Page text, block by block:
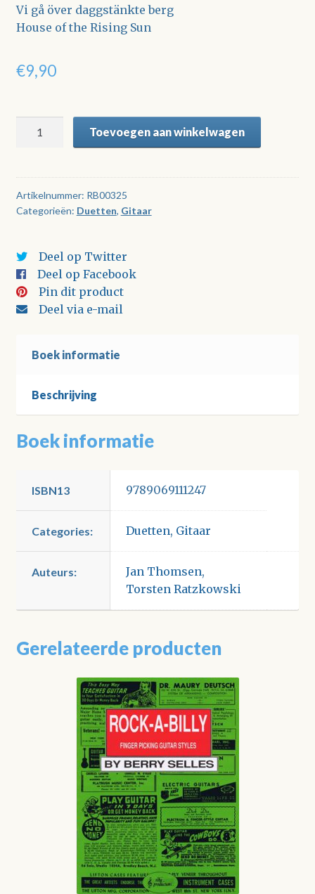
Vi gå över daggstänkte berg
House of the Rising Sun
€9,90
International
Folksongs
aantal
Toevoegen aan winkelwagen
Artikelnummer: RB00325
Categorieën: Duetten, Gitaar
Deel op Twitter
Deel op Facebook
Pin dit product
Deel via e-mail
Boek informatie
Beschrijving
Boek informatie
ISBN13 9789069111247
Categories: Duetten, Gitaar
Auteurs: Jan Thomsen,
Torsten Ratzkowski
Gerelateerde producten